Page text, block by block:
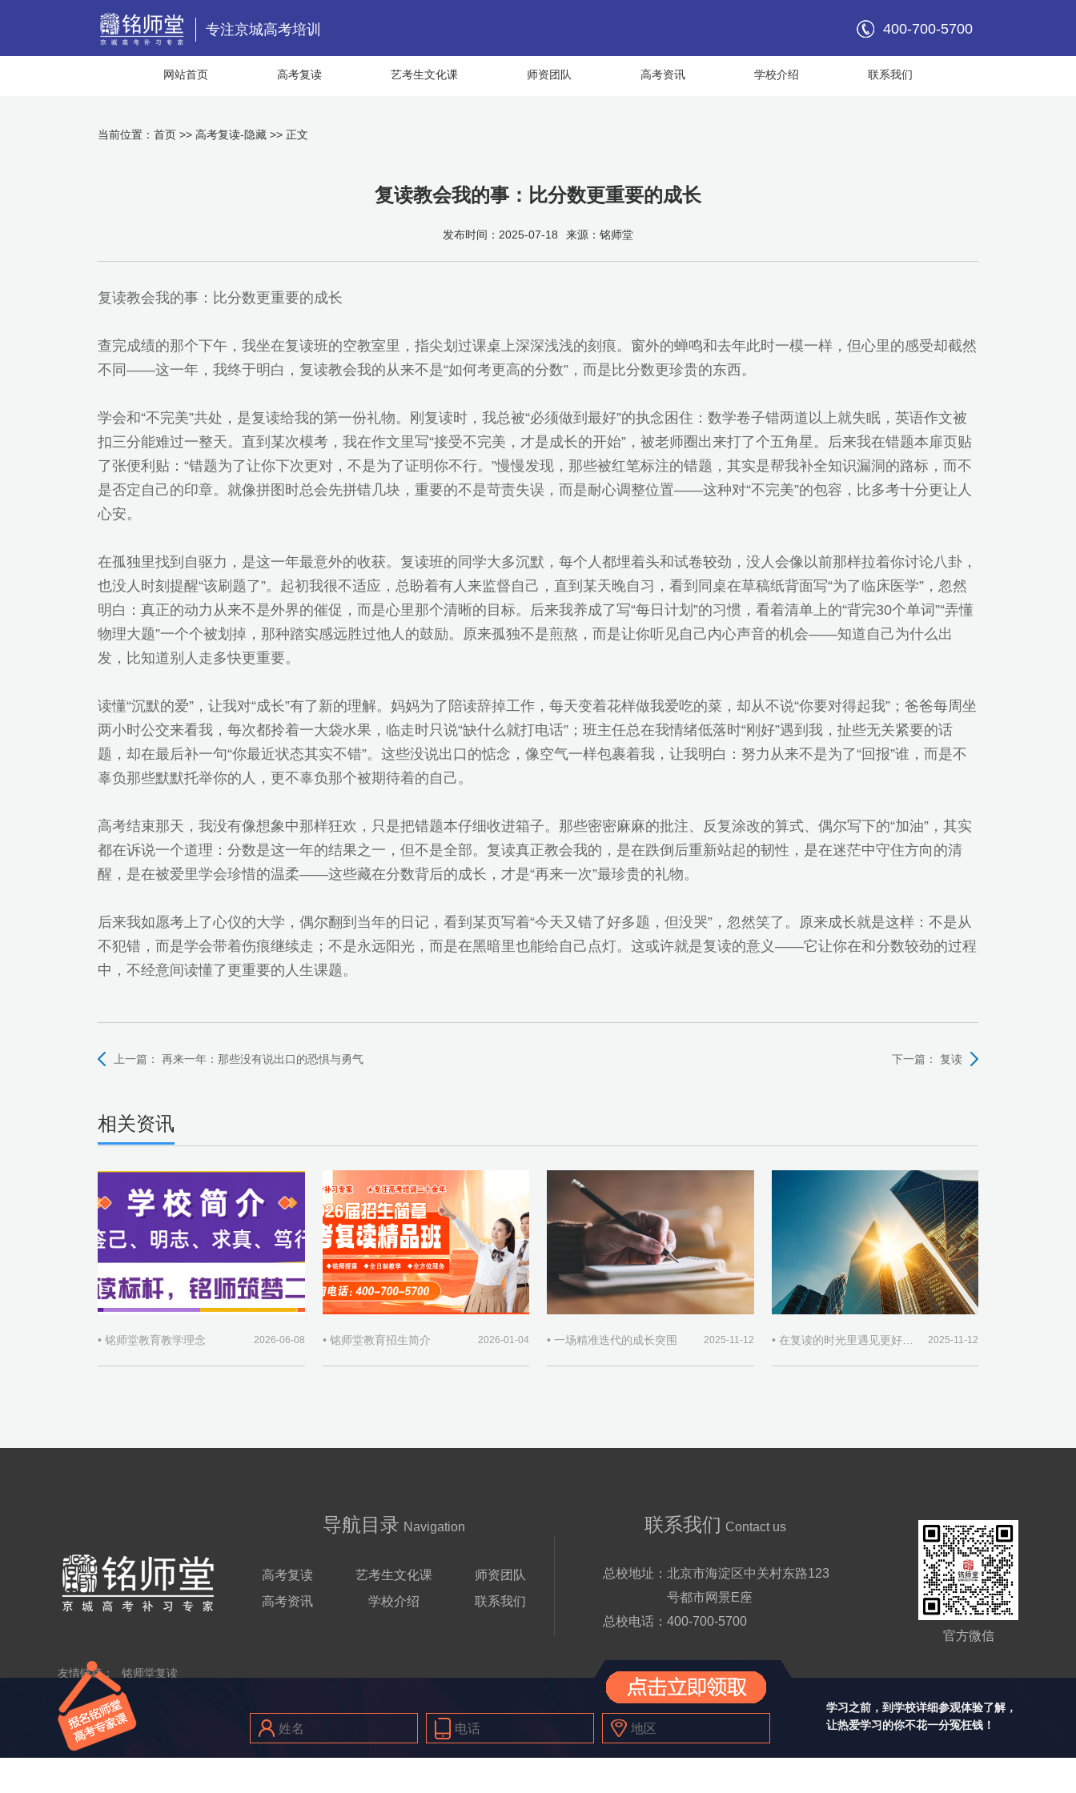
专注京城高考培训 400-700-5700
网站首页 高考复读 艺考生文化课 师资团队 高考资讯 学校介绍 联系我们
当前位置： 首页 >> 高考复读-隐藏 >> 正文
复读教会我的事：比分数更重要的成长
发布时间：2025-07-18 来源：铭师堂
复读教会我的事：比分数更重要的成长
查完成绩的那个下午，我坐在复读班的空教室里，指尖划过课桌上深深浅浅的刻痕。窗外的蝉鸣和去年此时一模一样，但心里的感受却截然
不同——这一年，我终于明白，复读教会我的从来不是“如何考更高的分数”，而是比分数更珍贵的东西。
学会和“不完美”共处，是复读给我的第一份礼物。刚复读时，我总被“必须做到最好”的执念困住：数学卷子错两道以上就失眠，英语作文被
扣三分能难过一整天。直到某次模考，我在作文里写“接受不完美，才是成长的开始”，被老师圈出来打了个五角星。后来我在错题本扉页贴
了张便利贴：“错题为了让你下次更对，不是为了证明你不行。”慢慢发现，那些被红笔标注的错题，其实是帮我补全知识漏洞的路标，而不
是否定自己的印章。就像拼图时总会先拼错几块，重要的不是苛责失误，而是耐心调整位置——这种对“不完美”的包容，比多考十分更让人
心安。
在孤独里找到自驱力，是这一年最意外的收获。复读班的同学大多沉默，每个人都埋着头和试卷较劲，没人会像以前那样拉着你讨论八卦，
也没人时刻提醒“该刷题了”。起初我很不适应，总盼着有人来监督自己，直到某天晚自习，看到同桌在草稿纸背面写“为了临床医学”，忽然
明白：真正的动力从来不是外界的催促，而是心里那个清晰的目标。后来我养成了写“每日计划”的习惯，看着清单上的“背完30个单词”“弄懂
物理大题”一个个被划掉，那种踏实感远胜过他人的鼓励。原来孤独不是煎熬，而是让你听见自己内心声音的机会——知道自己为什么出
发，比知道别人走多快更重要。
读懂“沉默的爱”，让我对“成长”有了新的理解。妈妈为了陪读辞掉工作，每天变着花样做我爱吃的菜，却从不说“你要对得起我”；爸爸每周坐
两小时公交来看我，每次都拎着一大袋水果，临走时只说“缺什么就打电话”；班主任总在我情绪低落时“刚好”遇到我，扯些无关紧要的话
题，却在最后补一句“你最近状态其实不错”。这些没说出口的惦念，像空气一样包裹着我，让我明白：努力从来不是为了“回报”谁，而是不
辜负那些默默托举你的人，更不辜负那个被期待着的自己。
高考结束那天，我没有像想象中那样狂欢，只是把错题本仔细收进箱子。那些密密麻麻的批注、反复涂改的算式、偶尔写下的“加油”，其实
都在诉说一个道理：分数是这一年的结果之一，但不是全部。复读真正教会我的，是在跌倒后重新站起的韧性，是在迷茫中守住方向的清
醒，是在被爱里学会珍惜的温柔——这些藏在分数背后的成长，才是“再来一次”最珍贵的礼物。
后来我如愿考上了心仪的大学，偶尔翻到当年的日记，看到某页写着“今天又错了好多题，但没哭”，忽然笑了。原来成长就是这样：不是从
不犯错，而是学会带着伤痕继续走；不是永远阳光，而是在黑暗里也能给自己点灯。这或许就是复读的意义——它让你在和分数较劲的过程
中，不经意间读懂了更重要的人生课题。
上一篇： 再来一年：那些没有说出口的恐惧与勇气 下一篇： 复读
相关资讯
• 铭师堂教育教学理念 2026-06-08 • 铭师堂教育招生简介 2026-01-04 • 一场精准迭代的成长突围 2025-11-12 • 在复读的时光里遇见更好的自己 2025-11-12
导航目录 Navigation
高考复读 艺考生文化课
师资团队
高考资讯
学校介绍 联系我们
联系我们 Contact us
总校地址： 北京市海淀区中关村东路123
号都市网景E座
总校电话： 400-700-5700
官方微信
友情链接： 铭师堂复读
CopyRight © 1998-2024 北京铭师堂文化有限公司 版权所有京ICP备2023028176号-2
学习之前，到学校详细参观体验了解，
让热爱学习的你不花一分冤枉钱！